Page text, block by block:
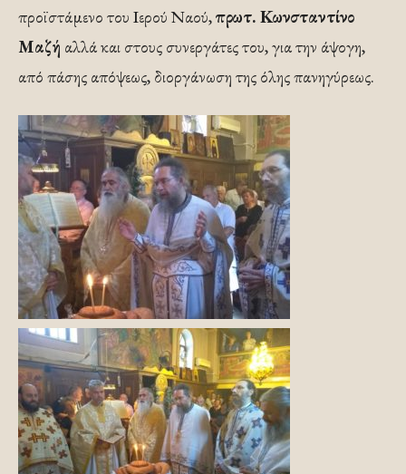
προϊστάμενο του Ιερού Ναού,πρωτ. Κωνσταντίνο
Μαζή αλλά και στους συνεργάτες του, για την άψογη,
από πάσης απόψεως, διοργάνωση της όλης πανηγύρεως.